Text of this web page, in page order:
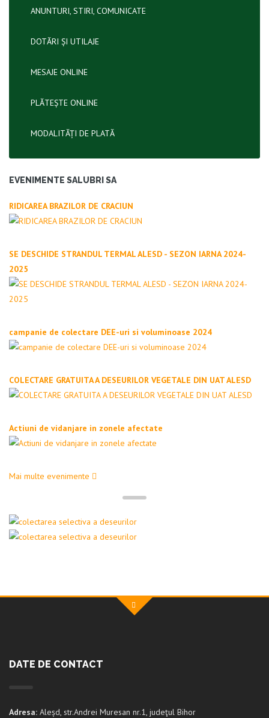
ANUNTURI, STIRI, COMUNICATE
DOTĂRI ȘI UTILAJE
MESAJE ONLINE
PLĂTEȘTE ONLINE
MODALITĂȚI DE PLATĂ
EVENIMENTE SALUBRI SA
RIDICAREA BRAZILOR DE CRACIUN
SE DESCHIDE STRANDUL TERMAL ALESD - SEZON IARNA 2024-
2025
campanie de colectare DEE-uri si voluminoase 2024
COLECTARE GRATUITA A DESEURILOR VEGETALE DIN UAT ALESD
Actiuni de vidanjare in zonele afectate
Mai multe evenimente
DATE DE CONTACT
Adresa: Aleșd, str.Andrei Muresan nr.1, judeţul Bihor